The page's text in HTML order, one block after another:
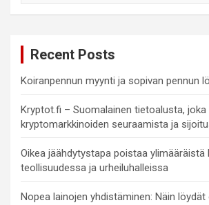
Recent Posts
Koiranpennun myynti ja sopivan pennun
Kryptot.fi – Suomalainen tietoalusta,
kryptomarkkinoiden seuraamista ja
Oikea jäähdytystapa poistaa ylimääräistä
teollisuudessa ja urheiluhalleissa
Nopea lainojen yhdistäminen: Näin löydät